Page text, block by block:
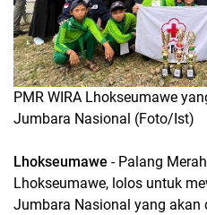
PMR WIRA Lhokseumawe
Jumbara Nasional (Foto/Ist)
Lhokseumawe - Palang
Lhokseumawe, lolos untuk
Jumbara Nasional yang akan